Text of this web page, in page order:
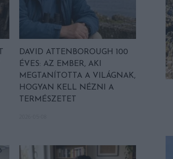
DAVID ATTENBOROUGH 100
ÉVES: AZ EMBER, AKI
MEGTANÍTOTTA A VILÁGNAK,
HOGYAN KELL NÉZNI A
TERMÉSZETET